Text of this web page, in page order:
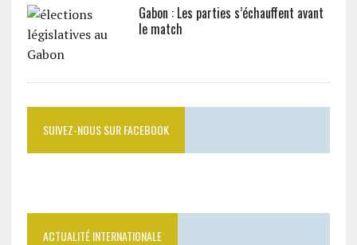
Gabon : Les parties s’échauffent avant
le match
SUIVEZ-NOUS SUR FACEBOOK
ACTUALITÉ INTERNATIONALE